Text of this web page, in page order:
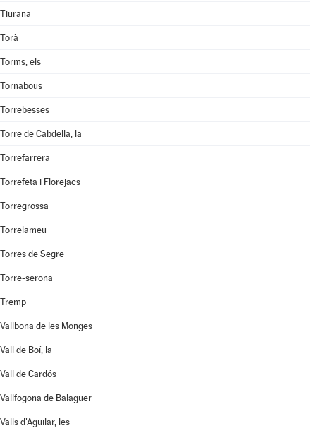
Tiurana
Torà
Torms, els
Tornabous
Torrebesses
Torre de Cabdella, la
Torrefarrera
Torrefeta i Florejacs
Torregrossa
Torrelameu
Torres de Segre
Torre-serona
Tremp
Vallbona de les Monges
Vall de Boí, la
Vall de Cardós
Vallfogona de Balaguer
Valls d'Aguilar, les